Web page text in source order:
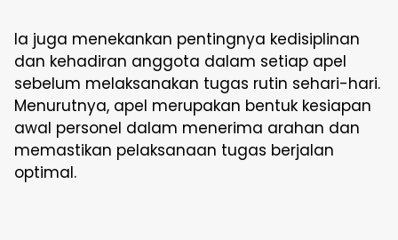
Ia juga menekankan pentingnya kedisiplinan
dan kehadiran anggota dalam setiap apel
sebelum melaksanakan tugas rutin sehari-hari.
Menurutnya, apel merupakan bentuk kesiapan
awal personel dalam menerima arahan dan
memastikan pelaksanaan tugas berjalan
optimal.